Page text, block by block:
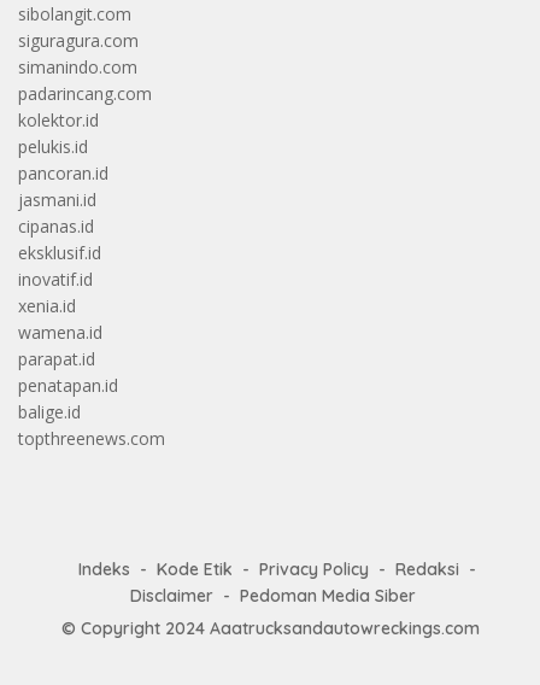
sibolangit.com
siguragura.com
simanindo.com
padarincang.com
kolektor.id
pelukis.id
pancoran.id
jasmani.id
cipanas.id
eksklusif.id
inovatif.id
xenia.id
wamena.id
parapat.id
penatapan.id
balige.id
topthreenews.com
Indeks Kode Etik Privacy Policy
Redaksi
Disclaimer
Pedoman Media Siber
© Copyright 2024 Aaatrucksandautowreckings.com